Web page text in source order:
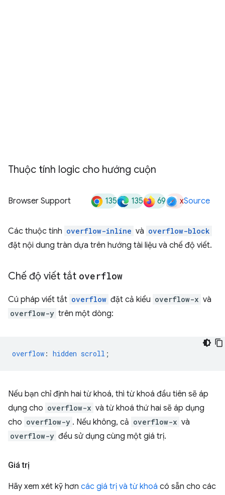
Thuộc tính logic cho hướng cuộn
Browser Support 135 135 69 xSource
Các thuộc tính overflow-inline và overflow-block
đặt nội dung tràn dựa trên hướng tài liệu và chế độ viết.
Chế độ viết tắt overflow
Cú pháp viết tắt overflow đặt cả kiểu overflow-x và
overflow-y trên một dòng:
overflow : hidden scroll ;
Nếu bạn chỉ định hai từ khoá, thì từ khoá đầu tiên sẽ áp
dụng cho overflow-x và từ khoá thứ hai sẽ áp dụng
cho overflow-y . Nếu không, cả overflow-x và
overflow-y đều sử dụng cùng một giá trị.
Giá trị
Hãy xem xét kỹ hơn các giá trị và từ khoá có sẵn cho các